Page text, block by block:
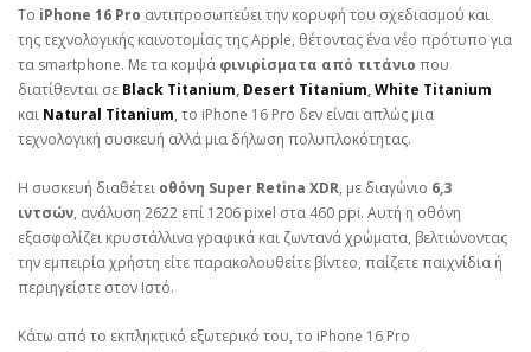
Το iPhone 16 Pro αντιπροσωπεύει την κορυφή του σχεδιασμού και
της τεχνολογικής καινοτομίας της Apple, θέτοντας ένα νέο πρότυπο για
τα smartphone. Με τα κομψά φινιρίσματα από τιτάνιο που
διατίθενται σε Black Titanium, Desert Titanium,White Titanium
και Natural Titanium, το iPhone 16 Pro δεν είναι απλώς μια
τεχνολογική συσκευή αλλά μια δήλωση πολυπλοκότητας.
Η συσκευή διαθέτει οθόνη Super Retina XDR, με διαγώνιο 6,3
ιντσών, ανάλυση 2622 επί 1206 pixel στα 460 ppi. Αυτή η οθόνη
εξασφαλίζει κρυστάλλινα γραφικά και ζωντανά χρώματα, βελτιώνοντας
την εμπειρία χρήστη είτε παρακολουθείτε βίντεο, παίζετε παιχνίδια ή
περιηγείστε στον Ιστό.
Κάτω από το εκπληκτικό εξωτερικό του, το iPhone 16 Pro